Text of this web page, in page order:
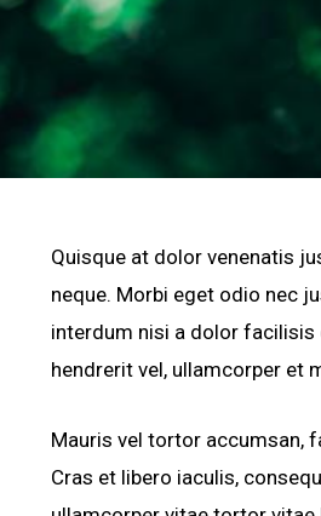
Quisque at dolor venenatis
neque. Morbi eget odio nec
interdum nisi a dolor facilisis
hendrerit vel, ullamcorper et
Mauris vel tortor accumsan,
Cras et libero iaculis,